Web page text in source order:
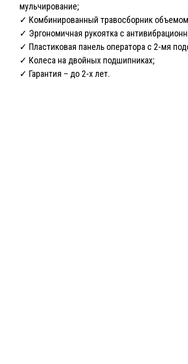
мульчирование;
✓ Комбинированный травосборник
✓ Эргономичная рукоятка с
✓ Пластиковая панель оператора с 2-мя
✓ Колеса на двойных подшипниках;
✓ Гарантия – до 2-х лет.